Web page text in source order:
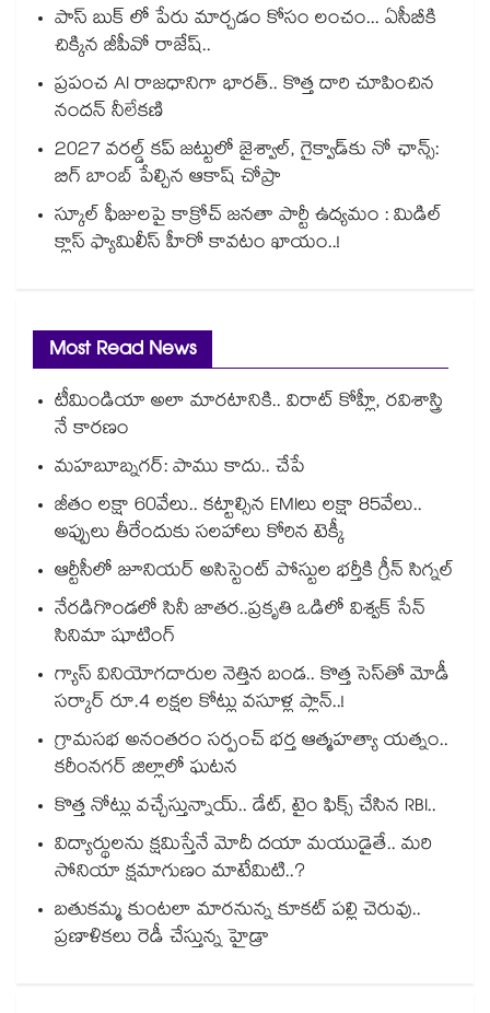
పాస్ బుక్ లో పేరు మార్చడం కోసం లంచం... ఏసీబీకి
చిక్కిన జీపీవో రాజేష్..
ప్రపంచ AI రాజధానిగా భారత్.. కొత్త దారి చూపించిన
నందన్ నీలేకణి
2027 వరల్డ్ కప్‎ జట్టులో జైశ్వాల్, గైక్వాడ్‎కు నో ఛాన్స్:
బిగ్ బాంబ్ పేల్చిన ఆకాష్ చోప్రా
స్కూల్ ఫీజులపై కాక్రోచ్ జనతా పార్టీ ఉద్యమం : మిడిల్
క్లాస్ ఫ్యామిలీస్ హీరో కావటం ఖాయం..!
Most Read News
టీమిండియా అలా మారటానికి.. విరాట్ కోహ్లీ, రవిశాస్త్రి
నే కారణం
మహబూబ్నగర్: పాము కాదు.. చేపే
జీతం లక్షా 60వేలు.. కట్టాల్సిన EMIలు లక్షా 85వేలు..
అప్పులు తీరేందుకు సలహాలు కోరిన టెక్కీ
ఆర్టీసీలో జూనియర్ అసిస్టెంట్‌‌ పోస్టుల భర్తీకి గ్రీన్‌‌ సిగ్నల్
నేరడిగొండలో సినీ జాతర..ప్రకృతి ఒడిలో విశ్వక్ సేన్
సినిమా షూటింగ్
గ్యాస్ వినియోగదారుల నెత్తిన బండ.. కొత్త సెస్‌తో మోడీ
సర్కార్ రూ.4 లక్షల కోట్లు వసూళ్ల ప్లాన్..!
గ్రామసభ అనంతరం సర్పంచ్ భర్త ఆత్మహత్యా యత్నం..
కరీంనగర్ జిల్లాలో ఘటన
కొత్త నోట్లు వచ్చేస్తున్నాయ్.. డేట్, టైం ఫిక్స్ చేసిన RBI..
విద్యార్థులను క్షమిస్తేనే మోదీ దయా మయుడైతే.. మరి
సోనియా క్షమాగుణం మాటేమిటి..?
బతుకమ్మ కుంటలా మారనున్న కూకట్ పల్లి చెరువు..
ప్రణాళికలు రెడీ చేస్తున్న హైడ్రా